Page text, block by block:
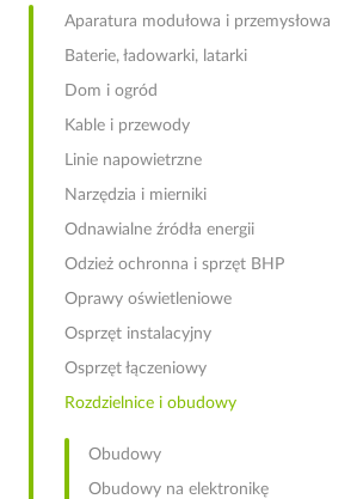
Aparatura modułowa i przemysłowa
Baterie, ładowarki, latarki
Dom i ogród
Kable i przewody
Linie napowietrzne
Narzędzia i mierniki
Odnawialne źródła energii
Odzież ochronna i sprzęt BHP
Oprawy oświetleniowe
Osprzęt instalacyjny
Osprzęt łączeniowy
Rozdzielnice i obudowy
Obudowy
Obudowy na elektronikę